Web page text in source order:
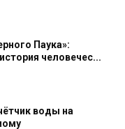
Паука»:
человечес...
воды на